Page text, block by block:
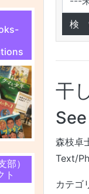
部）
ト
干
森枝卓
Text/
カテゴ